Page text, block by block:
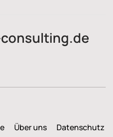
Über uns Datenschutz